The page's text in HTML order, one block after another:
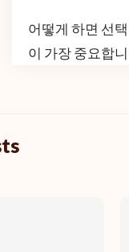
어떻게 하면 선
이 가장 중요합